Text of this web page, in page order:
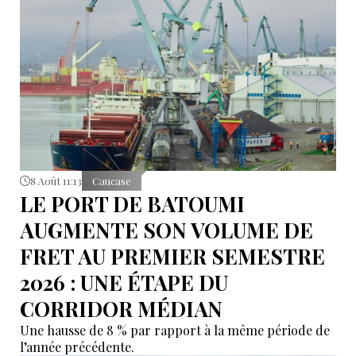
8 Août 11:13 Caucase
LE PORT DE BATOUMI
AUGMENTE SON VOLUME DE
FRET AU PREMIER SEMESTRE
2026 : UNE ÉTAPE DU
CORRIDOR MÉDIAN
Une hausse de 8 % par rapport à la même période de
l’année précédente.